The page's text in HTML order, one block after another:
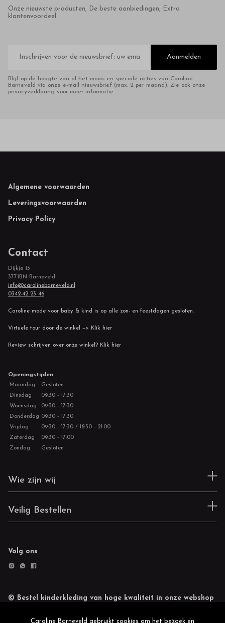
Onze nieuwste producten, De beste aanbiedingen, Extra
klantenvoordeel
mailadres
Aanmelden
Blijf op de hoogte van al het moois en speciale acties van Caroline
Barneveld via onze e-mail nieuwsbrief (max. 2 per maand). Zie ook onze
privacyverklaring voor meer informatie.
Footer
Algemene voorwaarden
Leveringsvoorwaarden
Privacy Policy
Contact
Dijkje 13
3771BN Barneveld
info@carolinebarneveld.nl
0342-42 23 46
Caroline mode voor baby & kind is op alle zon- en feestdagen gesloten.
Virtuele tour door de winkel --> Klik hier
Review schrijven over onze winkel? Klik hier
Openingstijden
Maandag
Gesloten
Dinsdag
09:30 - 17:30
Woensdag
09:30 - 17:30
Donderdag 09:30 - 17:30
Vrijdag
09:30 - 17:30 / 18:30 - 21:00
Zaterdag
09:30 - 17:00
Zondag
Gesloten
Wie zijn wij
Veilig Bestellen
Volg ons
© Bestel kinderkleding van hoge kwaliteit in onze webshop
Caroline Barneveld gebruikt cookies om het bezoek en